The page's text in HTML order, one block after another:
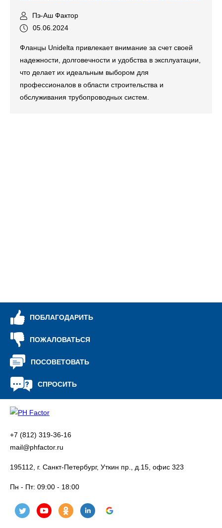
Пэ-Аш Фактор
05.06.2024
Фланцы Unidelta привлекает внимание за счет своей
надежности, долговечности и удобства в эксплуатации,
что делает их идеальным выбором для
профессионалов в области строительства и
обслуживания трубопроводных систем.
ПОБЛАГОДАРИТЬ
ПОЖАЛОВАТЬСЯ
ПОСОВЕТОВАТЬ
СПРОСИТЬ
+7 (812) 319-36-16
mail@phfactor.ru
195112, г. Санкт-Петербург, Уткин пр., д.15, офис 323
Пн - Пт: 09:00 - 18:00